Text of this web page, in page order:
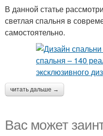
В данной статье
светлая спальня в
самостоятельно.
читать дальше →
Вас может